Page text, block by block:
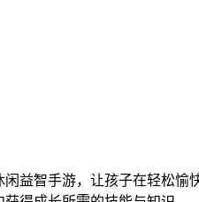
益智手游，让孩子在轻松愉